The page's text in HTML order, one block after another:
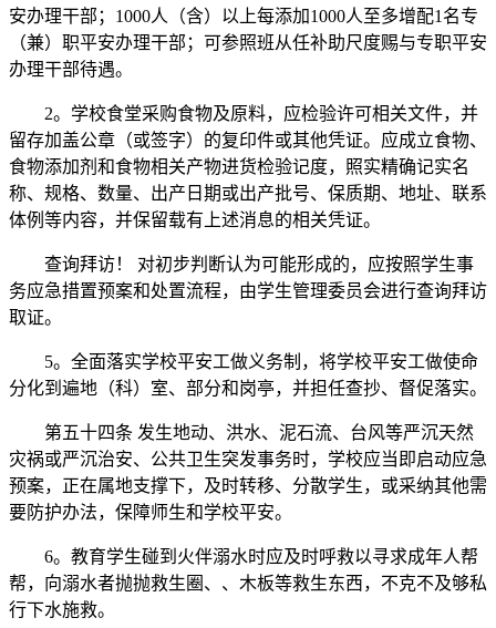
安办理干部；1000人（含）以上每添加1000人至多增配1名专
（兼）职平安办理干部；可参照班从任补助尺度赐与专职平安
办理干部待遇。
2。学校食堂采购食物及原料，应检验许可相关文件，并
留存加盖公章（或签字）的复印件或其他凭证。应成立食物、
食物添加剂和食物相关产物进货检验记度，照实精确记实名
称、规格、数量、出产日期或出产批号、保质期、地址、联系
体例等内容，并保留载有上述消息的相关凭证。
查询拜访！ 对初步判断认为可能形成的，应按照学生事
务应急措置预案和处置流程，由学生管理委员会进行查询拜访
取证。
5。全面落实学校平安工做义务制，将学校平安工做使命
分化到遍地（科）室、部分和岗亭，并担任查抄、督促落实。
第五十四条 发生地动、洪水、泥石流、台风等严沉天然
灾祸或严沉治安、公共卫生突发事务时，学校应当即启动应急
预案，正在属地支撑下，及时转移、分散学生，或采纳其他需
要防护办法，保障师生和学校平安。
6。教育学生碰到火伴溺水时应及时呼救以寻求成年人帮
帮，向溺水者抛抛救生圈、、木板等救生东西，不克不及够私
行下水施救。